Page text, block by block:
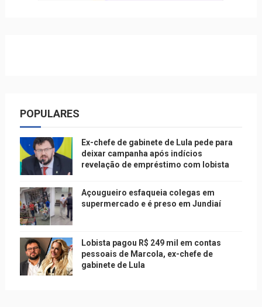
POPULARES
Ex-chefe de gabinete de Lula pede para
deixar campanha após indícios
revelação de empréstimo com lobista
Açougueiro esfaqueia colegas em
supermercado e é preso em Jundiaí
Lobista pagou R$ 249 mil em contas
pessoais de Marcola, ex-chefe de
gabinete de Lula